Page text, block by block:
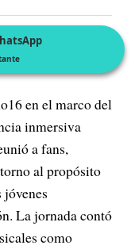
en el marco del
inmersiva
a fans,
al propósito
La jornada contó
como